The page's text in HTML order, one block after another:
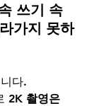
쓰기 속
가지 못하
다.
2K 촬영은